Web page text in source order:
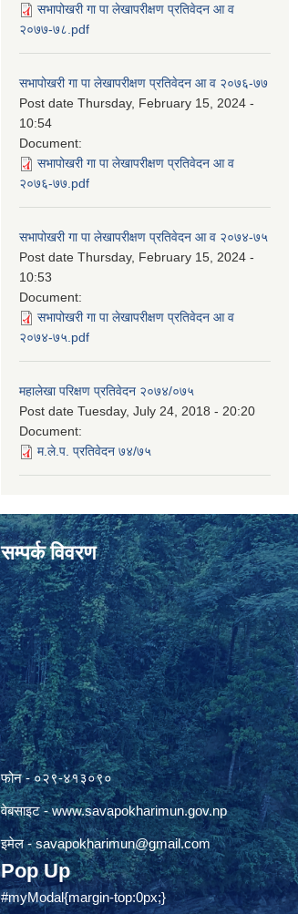
सभापोखरी गा पा लेखापरीक्षण प्रतिवेदन आ व
२०७७-७८.pdf
सभापोखरी गा पा लेखापरीक्षण प्रतिवेदन आ व २०७६-७७
Post date Thursday, February 15, 2024 -
10:54
Document:
सभापोखरी गा पा लेखापरीक्षण प्रतिवेदन आ व
२०७६-७७.pdf
सभापोखरी गा पा लेखापरीक्षण प्रतिवेदन आ व २०७४-७५
Post date Thursday, February 15, 2024 -
10:53
Document:
सभापोखरी गा पा लेखापरीक्षण प्रतिवेदन आ व
२०७४-७५.pdf
महालेखा परिक्षण प्रतिवेदन २०७४/०७५
Post date Tuesday, July 24, 2018 - 20:20
Document:
म.ले.प. प्रतिवेदन ७४/७५
सम्पर्क विवरण
फोन - ०२९-४१३०९०
वेबसाइट -www.savapokharimun.gov.np
इमेल -savapokharimun@gmail.com
Pop Up
#myModal{margin-top:0px;}